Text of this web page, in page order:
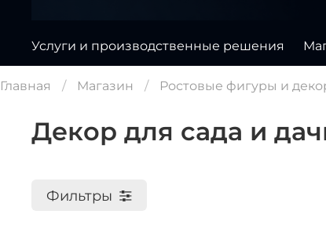
Услуги и производственные решения
Главная Магазин Ростовые фигуры и
Декор для сада и
Фильтры